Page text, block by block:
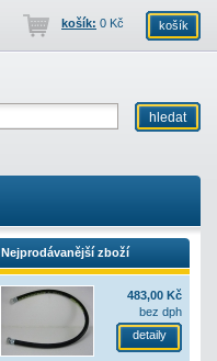
košík: 0 Kč košík
Nejprodávanější zboží
483,00 Kč
bez dph
detaily